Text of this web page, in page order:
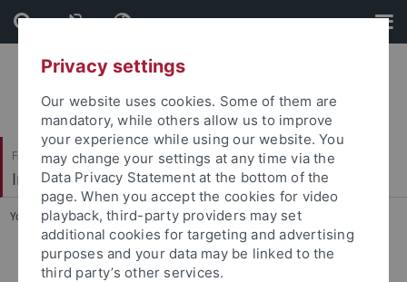
Skip
to
content
Skip
to
footer
Faculty of Science
Institut für Angewandte Physik
You are here: Home ... Archiv
Archiv
Privacy settings
Our website uses cookies. Some of them are
mandatory, while others allow us to improve
your experience while using our website. You
may change your settings at any time via the
Data Privacy Statement at the bottom of the
page. When you accept the cookies for video
playback, third-party providers may set
additional cookies for targeting and advertising
purposes and your data may be linked to the
third party’s other services.